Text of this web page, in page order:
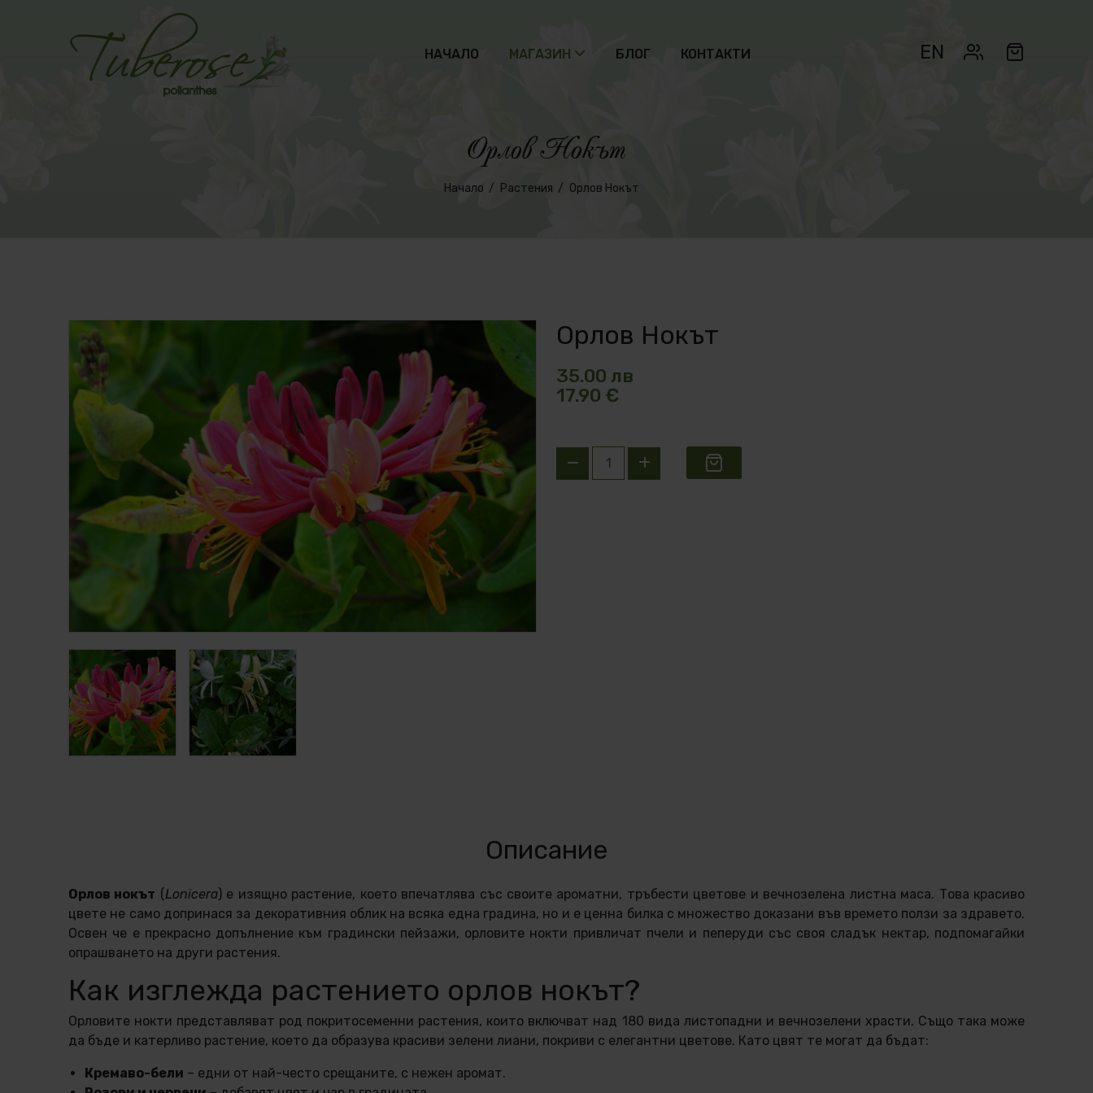
НАЧАЛО МАГАЗИН БЛОГ КОНТАКТИ EN
Орлов Нокът
Начало Растения Орлов Нокът
Орлов Нокът
35.00 лв
17.90 €
Описание
Орлов нокът (Lonicera) е изящно растение, което впечатлява със своите ароматни, тръбести цветове и вечнозелена листна маса. Това красиво
цвете не само допринася за декоративния облик на всяка една градина, но и е ценна билка с множество доказани във времето ползи за здравето.
Освен че е прекрасно допълнение към градински пейзажи, орловите нокти привличат пчели и пеперуди със своя сладък нектар, подпомагайки
опрашването на други растения.
Как изглежда растението орлов нокът?
Орловите нокти представляват род покритосеменни растения, които включват над 180 вида листопадни и вечнозелени храсти. Също така може
да бъде и катерливо растение, което да образува красиви зелени лиани, покриви с елегантни цветове. Като цвят те могат да бъдат:
Кремаво-бели – едни от най-често срещаните, с нежен аромат.